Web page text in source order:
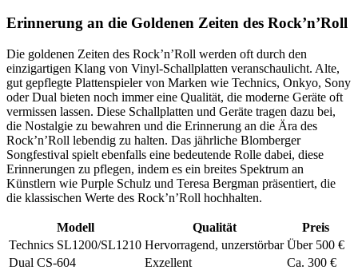
Erinnerung an die Goldenen Zeiten des Rock’n’Roll
Die goldenen Zeiten des Rock’n’Roll werden oft durch den
einzigartigen Klang von Vinyl-Schallplatten veranschaulicht. Alte,
gut gepflegte Plattenspieler von Marken wie Technics, Onkyo, Sony
oder Dual bieten noch immer eine Qualität, die moderne Geräte oft
vermissen lassen. Diese Schallplatten und Geräte tragen dazu bei,
die Nostalgie zu bewahren und die Erinnerung an die Ära des
Rock’n’Roll lebendig zu halten. Das jährliche Blomberger
Songfestival spielt ebenfalls eine bedeutende Rolle dabei, diese
Erinnerungen zu pflegen, indem es ein breites Spektrum an
Künstlern wie Purple Schulz und Teresa Bergman präsentiert, die
die klassischen Werte des Rock’n’Roll hochhalten.
Modell Qualität
Preis
Technics SL1200/SL1210 Hervorragend, unzerstörbar Über 500 €
Dual CS-604
Exzellent
Ca. 300 €